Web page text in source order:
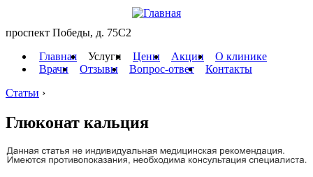
проспект Победы, д. 75C2
Главная
Услуги Цены Акции
О клинике
Врачи
Отзывы Вопрос-ответ
Контакты
Статьи ›
Глюконат кальция